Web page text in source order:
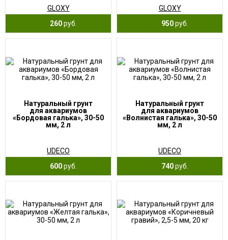
GLOXY
260руб.
GLOXY
950руб.
Натуральный грунт
для аквариумов
«Бордовая галька», 30-50
мм, 2 л
UDECO
600руб.
Натуральный грунт
для аквариумов
«Волнистая галька», 30-50
мм, 2 л
UDECO
740руб.